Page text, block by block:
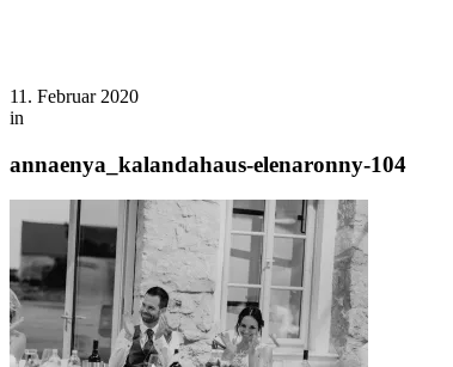
11. Februar 2020
in
annaenya_kalandahaus-elenaronny-104